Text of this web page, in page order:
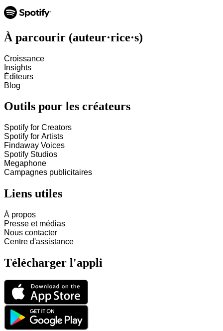
À parcourir (auteur·rice·s)
Croissance
Insights
Éditeurs
Blog
Outils pour les créateurs
Spotify for Creators
Spotify for Artists
Findaway Voices
Spotify Studios
Megaphone
Campagnes publicitaires
Liens utiles
À propos
Presse et médias
Nous contacter
Centre d'assistance
Télécharger l'appli